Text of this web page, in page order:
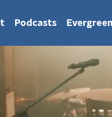
Podcasts